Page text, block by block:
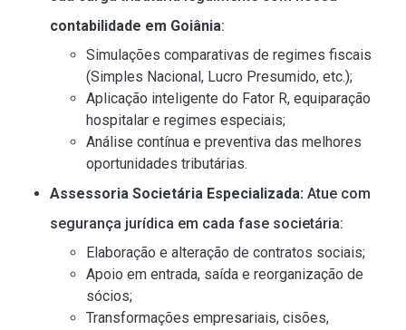
contabilidade em Goiânia:
Simulações comparativas de regimes fiscais
(Simples Nacional, Lucro Presumido, etc.);
Aplicação inteligente do Fator R, equiparação
hospitalar e regimes especiais;
Análise contínua e preventiva das melhores
oportunidades tributárias.
Assessoria Societária Especializada: Atue com
segurança jurídica em cada fase societária:
Elaboração e alteração de contratos sociais;
Apoio em entrada, saída e reorganização de
sócios;
Transformações empresariais, cisões,